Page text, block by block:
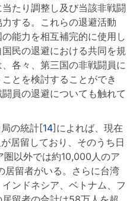
たり調整し及び当該非戦闘
する。これらの退避活動
能力を相互補完的に使用し
民の退避における共同を規
各々、第三国の非戦闘員に
とを検討することができ
員の退避についても触れて
の統計[14]によれば、現在
居留しており、そのうち日
以外では約10,000人のア
居留者がいる。さらに台湾
ンドネシア、ベトナム、フ